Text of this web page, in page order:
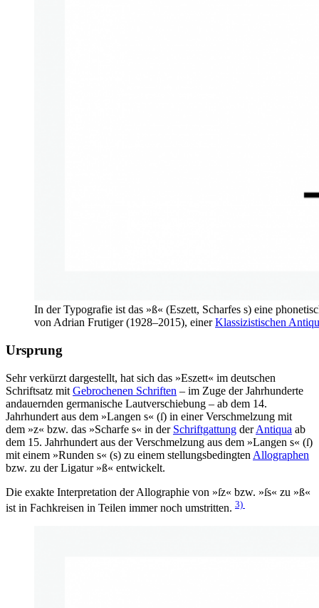
In der Typografie ist das »ß« (Eszett, Scharfes s) eine
von Adrian Frutiger (1928–2015), einerKlassizistischen
Ursprung
Sehr verkürzt dargestellt, hat sich das »Eszett« im deutschen
Schriftsatz mit Gebrochenen Schriften – im Zuge der Jahrhunderte
andauernden germanische Lautverschiebung – ab dem 14.
Jahrhundert aus dem »Langen s« (ſ) in einer Verschmelzung mit
dem »z« bzw. das »Scharfe s« in der Schriftgattung derAntiqua ab
dem 15. Jahrhundert aus der Verschmelzung aus dem »Langen s« (ſ)
mit einem »Runden s« (s) zu einem stellungsbedingten Allographen
bzw. zu der Ligatur »ß« entwickelt.
Die exakte Interpretation der Allographie von »ſz« bzw. »ſs« zu »ß«
ist in Fachkreisen in Teilen immer noch umstritten. 3)